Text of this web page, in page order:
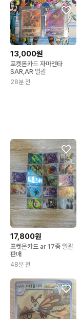
13,000원
포켓몬카드 자마젠타
SAR,AR 일괄
28분 전
17,800원
포켓몬카드 ar 17종 일괄
판매
48분 전